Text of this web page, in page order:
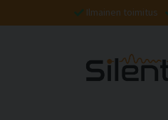
Ilmainen toimitus